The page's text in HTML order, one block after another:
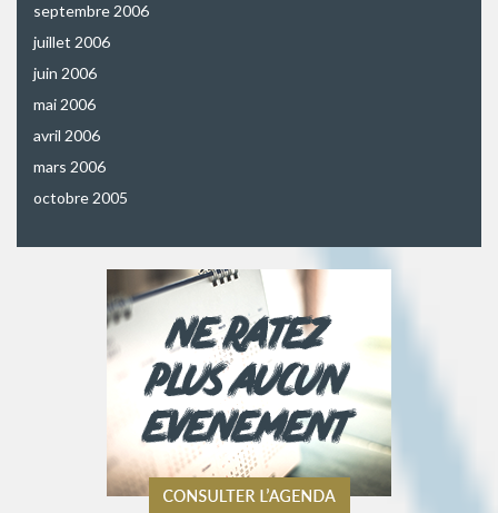
septembre 2006
juillet 2006
juin 2006
mai 2006
avril 2006
mars 2006
octobre 2005